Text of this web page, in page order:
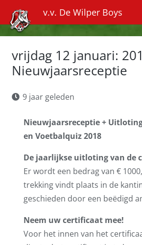
v.v. De Wilper Boys
vrijdag 12 januari:
Nieuwjaarsreceptie
9 jaar geleden
Nieuwjaarsreceptie +
en Voetbalquiz 2018
De jaarlijkse uitloting van de
Er wordt een bedrag van €
trekking vindt plaats in de
geschieden door een beëdigd
Neem uw certificaat mee!
Voor het innen van het